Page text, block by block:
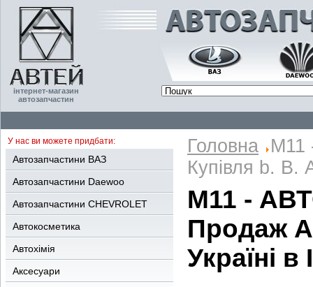
інтернет-магазин
автозапчастин
У нас ви можете придбати:
Автозапчастини ВАЗ
Автозапчастини Daewoo
Автозапчастини CHEVROLET
Автокосметика
Автохімія
Аксесуари
Головна
Купівля b. В.
M11 -
Продаж
Україні